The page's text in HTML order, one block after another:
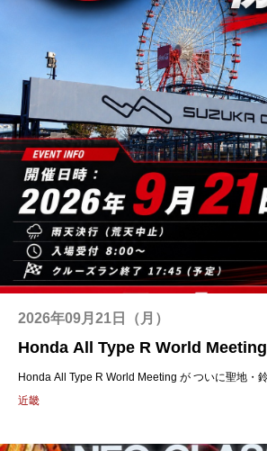
2026年09月21日（月）
Honda All Type R World Meeting
近畿